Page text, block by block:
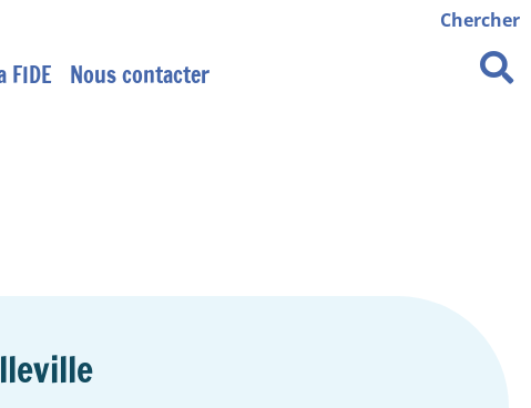
FIDE Nous contacter
Chercher